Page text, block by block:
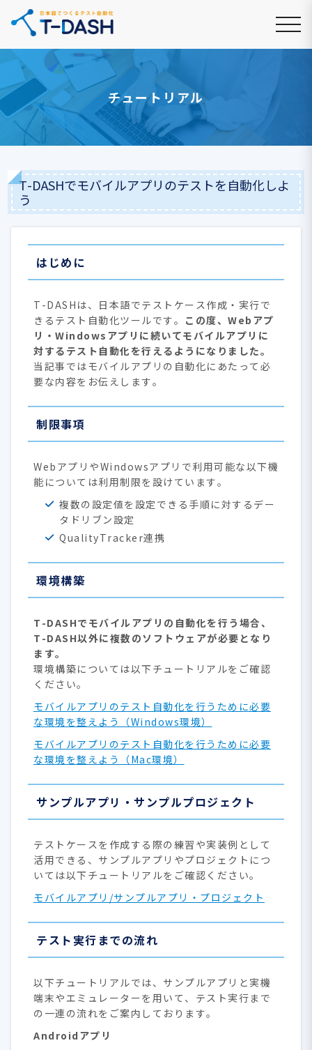
チュートリアル
T-DASHでモバイルアプリのテストを自動化しよ
う
はじめに
T-DASHは、日本語でテストケース作成・実行で
きるテスト自動化ツールです。 この度、Webアプ
リ・Windowsアプリに続いてモバイルアプリに
対するテスト自動化を行えるようになりました。
当記事ではモバイルアプリの自動化にあたって必
要な内容をお伝えします。
制限事項
WebアプリやWindowsアプリで利用可能な以下機
能については利用制限を設けています。
複数の設定値を設定できる手順に対するデー
タドリブン設定
QualityTracker連携
環境構築
T-DASHでモバイルアプリの自動化を行う場合、
T-DASH以外に複数のソフトウェアが必要となり
ます。
環境構築については以下チュートリアルをご確認
ください。
モバイルアプリのテスト自動化を行うために必要
な環境を整えよう（Windows環境）
モバイルアプリのテスト自動化を行うために必要
な環境を整えよう（Mac環境）
サンプルアプリ・サンプルプロジェクト
テストケースを作成する際の練習や実装例として
活用できる、サンプルアプリやプロジェクトにつ
いては以下チュートリアルをご確認ください。
モバイルアプリ/サンプルアプリ・プロジェクト
テスト実行までの流れ
以下チュートリアルでは、サンプルアプリと実機
端末やエミュレーターを用いて、テスト実行まで
の一連の流れをご案内しております。
Androidアプリ